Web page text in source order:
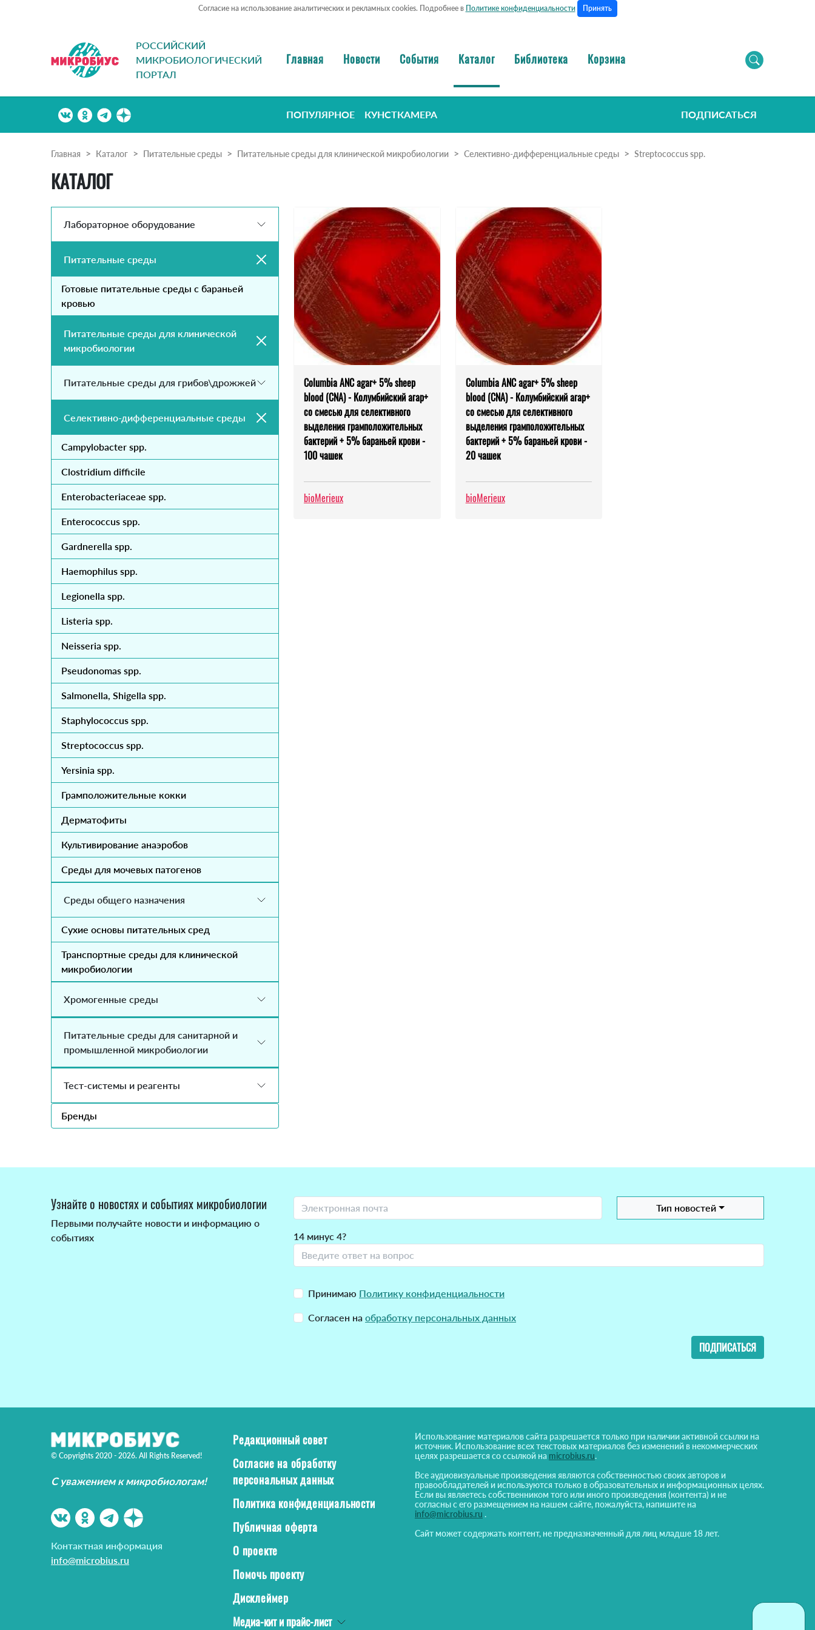
Согласие на использование аналитических и рекламных cookies. Подробнее в Политике конфиденциальности Принять
РОССИЙСКИЙ
МИКРОБИОЛОГИЧЕСКИЙ
ПОРТАЛ
Главная Новости События Каталог Библиотека Корзина
ПОПУЛЯРНОЕ КУНСТКАМЕРА ПОДПИСАТЬСЯ
Главная Каталог Питательные среды Питательные среды для клинической микробиологии Селективно-дифференциальные среды Streptococcus spp.
КАТАЛОГ
Лабораторное оборудование
Питательные среды
Готовые питательные среды с бараньей
кровью
Питательные среды для клинической
микробиологии
Питательные среды для грибов\дрожжей
Селективно-дифференциальные среды
Campylobacter spp.
Clostridium difficile
Enterobacteriaceae spp.
Enterococcus spp.
Gardnerella spp.
Haemophilus spp.
Legionella spp.
Listeria spp.
Neisseria spp.
Pseudonomas spp.
Salmonella, Shigella spp.
Staphylococcus spp.
Streptococcus spp.
Yersinia spp.
Грамположительные кокки
Дерматофиты
Культивирование анаэробов
Среды для мочевых патогенов
Среды общего назначения
Сухие основы питательных сред
Транспортные среды для клинической
микробиологии
Хромогенные среды
Питательные среды для санитарной и
промышленной микробиологии
Тест-системы и реагенты
Бренды
Columbia ANC agar+ 5% sheep
blood (CNА) - Колумбийский агар+
со смесью для селективного
выделения грамположительных
бактерий + 5% бараньей крови -
100 чашек
bioMerieux
Columbia ANC agar+ 5% sheep
blood (CNА) - Колумбийский агар+
со смесью для селективного
выделения грамположительных
бактерий + 5% бараньей крови -
20 чашек
bioMerieux
Узнайте о новостях и событиях микробиологии
Первыми получайте новости и информацию о
событиях
Тип новостей
14 минус 4?
Принимаю Политику конфиденциальности
Согласен на обработку персональных данных
ПОДПИСАТЬСЯ
© Copyrights 2020 - 2026. All Rights Reserved!
С уважением к микробиологам!
Контактная информация
info@microbius.ru
Редакционный совет
Согласие на обработку
персональных данных
Политика конфиденциальности
Публичная оферта
О проекте
Помочь проекту
Дисклеймер
Медиа-кит и прайс-лист
Использование материалов сайта разрешается только при наличии активной ссылки на
источник. Использование всех текстовых материалов без изменений в некоммерческих
целях разрешается со ссылкой на microbius.ru.
Все аудиовизуальные произведения являются собственностью своих авторов и
правообладателей и используются только в образовательных и информационных целях.
Если вы являетесь собственником того или иного произведения (контента) и не
согласны с его размещением на нашем сайте, пожалуйста, напишите на
info@microbius.ru .
Сайт может содержать контент, не предназначенный для лиц младше 18 лет.